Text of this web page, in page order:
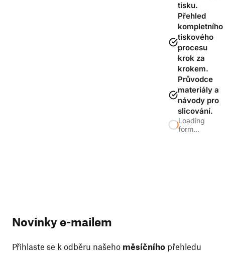
tisku.
Přehled
kompletního
tiskového
procesu
krok za
krokem.
Průvodce
materiály a
návody pro
slicování.
Loading
form…
Novinky e-mailem
Přihlaste se k odběru našeho měsíčního přehledu